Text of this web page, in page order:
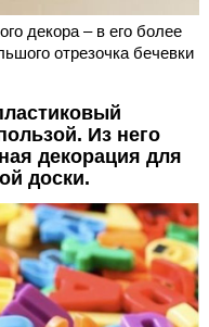
декора – в его более
отрезочка бечевки
Из него
декорация для
доски.